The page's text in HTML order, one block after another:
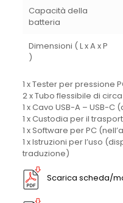
Capacità della
batteria
Dimensioni ( L x A x P
)
1 x Tester per pressione
2 x Tubo flessibile di
1 x Cavo USB-A – USB-
1 x Custodia per il
1 x Software per PC
1 x Istruzioni per l’uso
traduzione)
Scarica scheda/